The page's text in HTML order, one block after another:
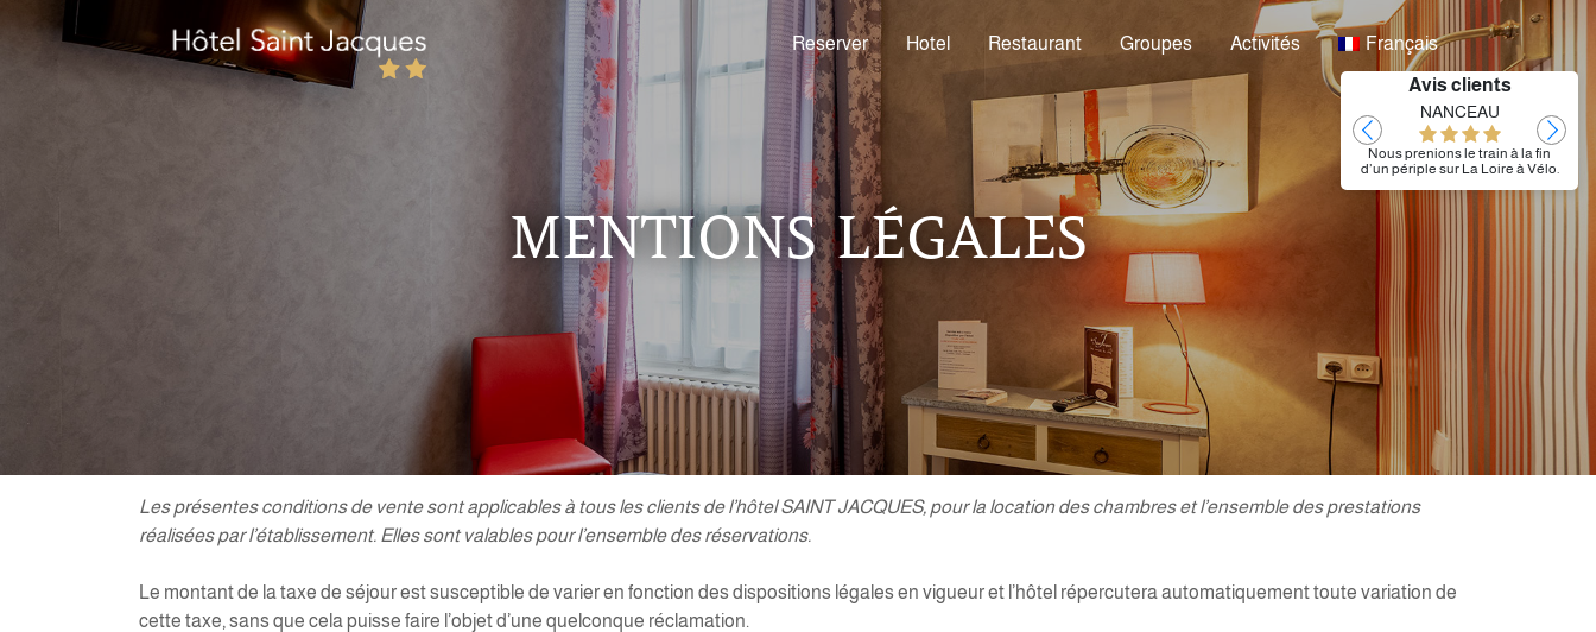
Reserver Hotel Restaurant Groupes Activités Français
Avis clients
Très bien
NANCEAU
Nous prenions le train à la fin
d’un périple sur La Loire à Vélo.
dès notre arrivée dès 12h30 et
garer nos vélos. Nous avons
dîné au restaurant L’Atelier.
MENTIONS LÉGALES
Les présentes conditions de vente sont applicables à tous les clients de l’hôtel SAINT JACQUES, pour la location des chambres et l’ensemble des prestations
réalisées par l’établissement. Elles sont valables pour l’ensemble des réservations.
Le montant de la taxe de séjour est susceptible de varier en fonction des dispositions légales en vigueur et l’hôtel répercutera automatiquement toute variation de
cette taxe, sans que cela puisse faire l’objet d’une quelconque réclamation.